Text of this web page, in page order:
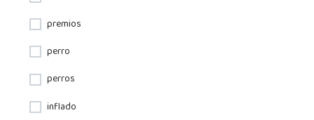
premios
perro
perros
inflado